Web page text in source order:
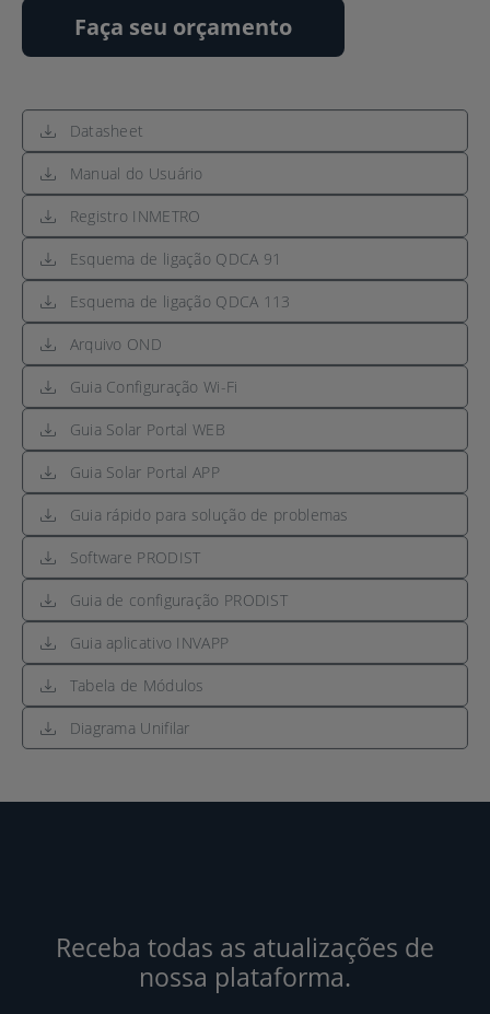
Faça seu orçamento
Datasheet
Manual do Usuário
Registro INMETRO
Esquema de ligação QDCA 91
Esquema de ligação QDCA 113
Arquivo OND
Guia Configuração Wi-Fi
Guia Solar Portal WEB
Guia Solar Portal APP
Guia rápido para solução de problemas
Software PRODIST
Guia de configuração PRODIST
Guia aplicativo INVAPP
Tabela de Módulos
Diagrama Unifilar
Receba todas as atualizações de
nossa plataforma.